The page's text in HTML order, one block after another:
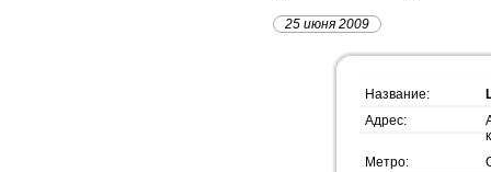
25 июня 2009
Название:
Адрес:
Метро: